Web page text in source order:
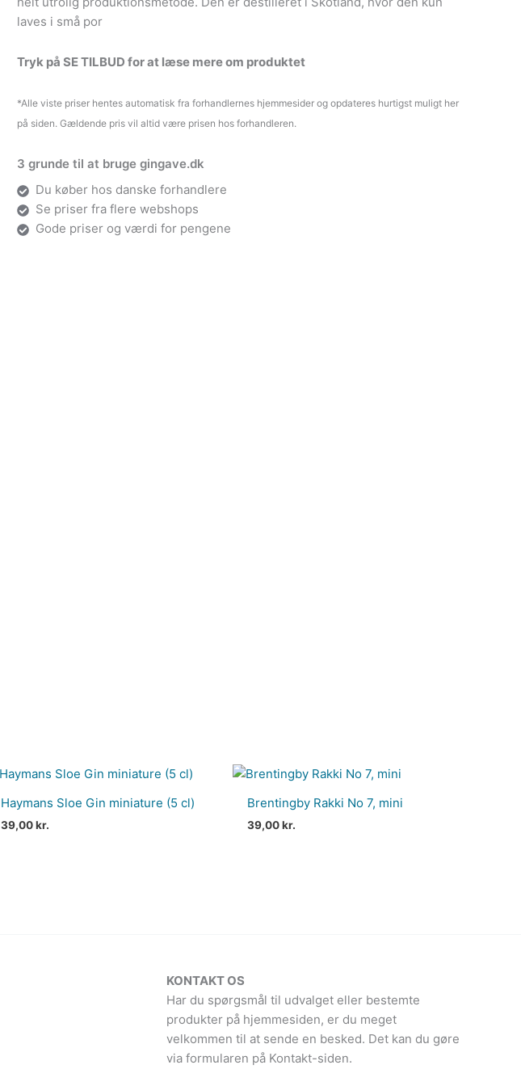
laves i små por
Tryk på SE TILBUD for at læse mere om produktet
*Alle viste priser hentes automatisk fra forhandlernes hjemmesider og opdateres hurtigst muligt her
på siden. Gældende pris vil altid være prisen hos forhandleren.
3 grunde til at bruge gingave.dk
Du køber hos danske forhandlere
Se priser fra flere webshops
Gode priser og værdi for pengene
Haymans Sloe Gin miniature (5 cl)
39,00kr.
Brentingby Rakki No 7, mini
39,00kr.
KONTAKT OS
Har du spørgsmål til udvalget eller bestemte
produkter på hjemmesiden, er du meget
velkommen til at sende en besked. Det kan du gøre
via formularen på Kontakt-siden.